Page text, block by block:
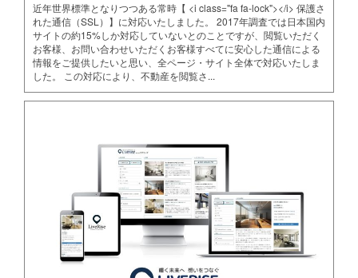
近年世界標準となりつつある常時【 <i class="fa fa-lock"></i> 保護さ
れた通信（SSL）】に対応いたしました。 2017年調査では日本国内
サイトの約15%しか対応していないとのことですが、閲覧いただく
お客様、お問い合わせいただくお客様すべてに安心した通信による
情報をご提供したいと思い、全ページ・サイト全体で対応いたしま
した。 この対応により、不動産を閲覧さ...